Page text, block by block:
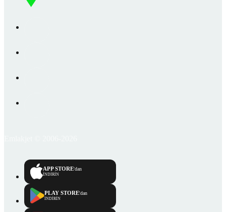
APP STORE'dan
İNDİRİN
PLAY STORE'dan
İNDİRİN